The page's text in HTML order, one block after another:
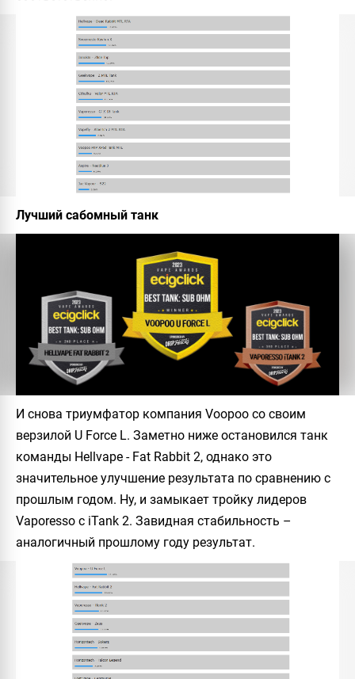
Лучший сабомный танк
И снова триумфатор компания Voopoo со своим
верзилой U Force L. Заметно ниже остановился танк
команды Hellvape - Fat Rabbit 2, однако это
значительное улучшение результата по сравнению с
прошлым годом. Ну, и замыкает тройку лидеров
Vaporesso с iTank 2. Завидная стабильность –
аналогичный прошлому году результат.